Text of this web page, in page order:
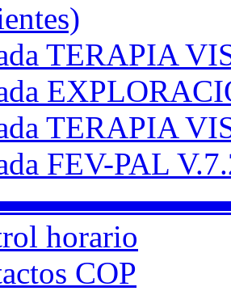
TERAPIA
TERAPIA
FEV-PAL
horario
COP